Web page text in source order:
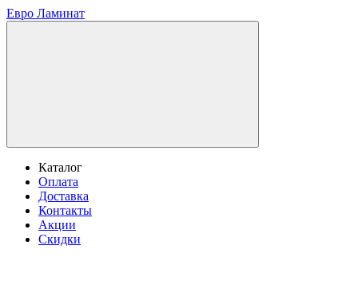
Евро Ламинат
Каталог
Оплата
Доставка
Контакты
Акции
Скидки